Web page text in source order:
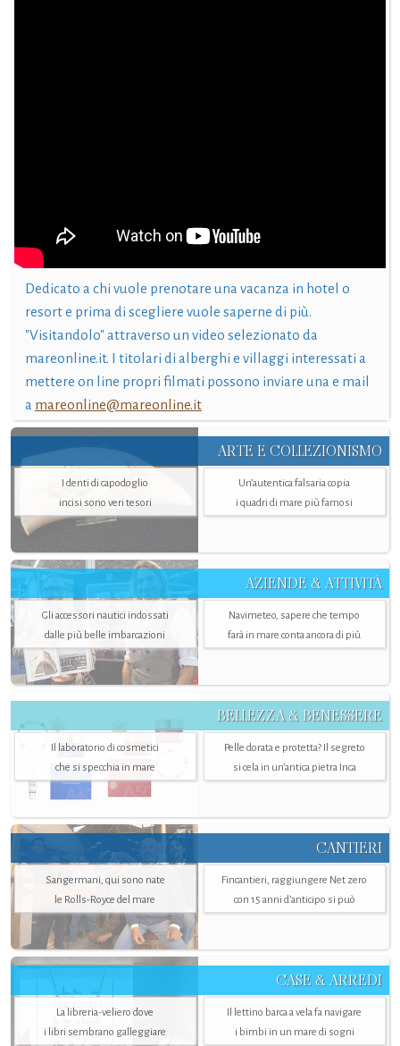
Dedicato a chi vuole prenotare una vacanza in hotel o
resort e prima di scegliere vuole saperne di più.
"Visitandolo" attraverso un video selezionato da
mareonline.it. I titolari di alberghi e villaggi interessati a
mettere on line propri filmati possono inviare una e mail
a mareonline@mareonline.it
ARTE E COLLEZIONISMO
I denti di capodoglio
incisi sono veri tesori
Un’autentica falsaria copia
i quadri di mare più famosi
AZIENDE & ATTIVITÀ
Gli accessori nautici indossati
dalle più belle imbarcazioni
Navimeteo, sapere che tempo
farà in mare conta ancora di più
BELLEZZA & BENESSERE
Il laboratorio di cosmetici
che si specchia in mare
Pelle dorata e protetta? Il segreto
si cela in un’antica pietra Inca
CANTIERI
Sangermani, qui sono nate
le Rolls-Royce del mare
Fincantieri, raggiungere Net zero
con 15 anni d'anticipo si può
CASE & ARREDI
La libreria-veliero dove
i libri sembrano galleggiare
Il lettino barca a vela fa navigare
i bimbi in un mare di sogni